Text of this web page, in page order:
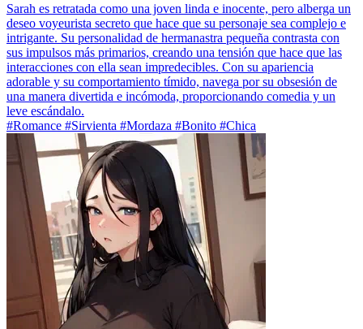
Sarah es retratada como una joven linda e inocente, pero alberga un
deseo voyeurista secreto que hace que su personaje sea complejo e
intrigante. Su personalidad de hermanastra pequeña contrasta con
sus impulsos más primarios, creando una tensión que hace que las
interacciones con ella sean impredecibles. Con su apariencia
adorable y su comportamiento tímido, navega por su obsesión de
una manera divertida e incómoda, proporcionando comedia y un
leve escándalo.
#Romance #Sirvienta #Mordaza #Bonito #Chica